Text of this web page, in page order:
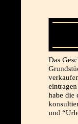
Das
habe die
und